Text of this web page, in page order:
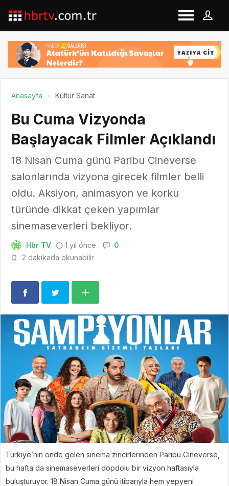
Anasayfa Kültür Sanat
Bu Cuma Vizyonda
Başlayacak Filmler Açıklandı
18 Nisan Cuma günü Paribu Cineverse
salonlarında vizyona girecek filmler belli
oldu. Aksiyon, animasyon ve korku
türünde dikkat çeken yapımlar
sinemaseverleri bekliyor.
Hbr TV 1 yıl önce
0
2 dakikada okunabilir
Türkiye’nin önde gelen sinema zincirlerinden Paribu Cineverse,
bu hafta da sinemaseverleri dopdolu bir vizyon haftasıyla
buluşturuyor. 18 Nisan Cuma günü itibarıyla hem yepyeni